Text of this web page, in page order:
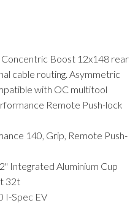
Boost 12x148 rear
cable routing. Asymmetric
with OC multitool
Remote Push-lock
140, Grip, Remote Push-
Integrated Aluminium Cup
32t
I-Spec EV